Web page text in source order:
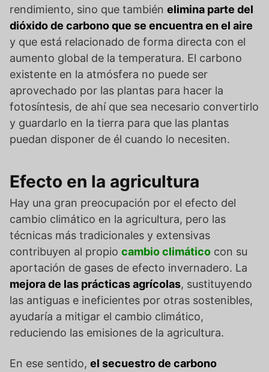
rendimiento, sino que también elimina parte del
dióxido de carbono que se encuentra en el aire
y que está relacionado de forma directa con el
aumento global de la temperatura. El carbono
existente en la atmósfera no puede ser
aprovechado por las plantas para hacer la
fotosíntesis, de ahí que sea necesario convertirlo
y guardarlo en la tierra para que las plantas
puedan disponer de él cuando lo necesiten.
Efecto en la agricultura
Hay una gran preocupación por el efecto del
cambio climático en la agricultura, pero las
técnicas más tradicionales y extensivas
contribuyen al propio cambio climático con su
aportación de gases de efecto invernadero. La
mejora de las prácticas agrícolas, sustituyendo
las antiguas e ineficientes por otras sostenibles,
ayudaría a mitigar el cambio climático,
reduciendo las emisiones de la agricultura.
En ese sentido, el secuestro de carbono